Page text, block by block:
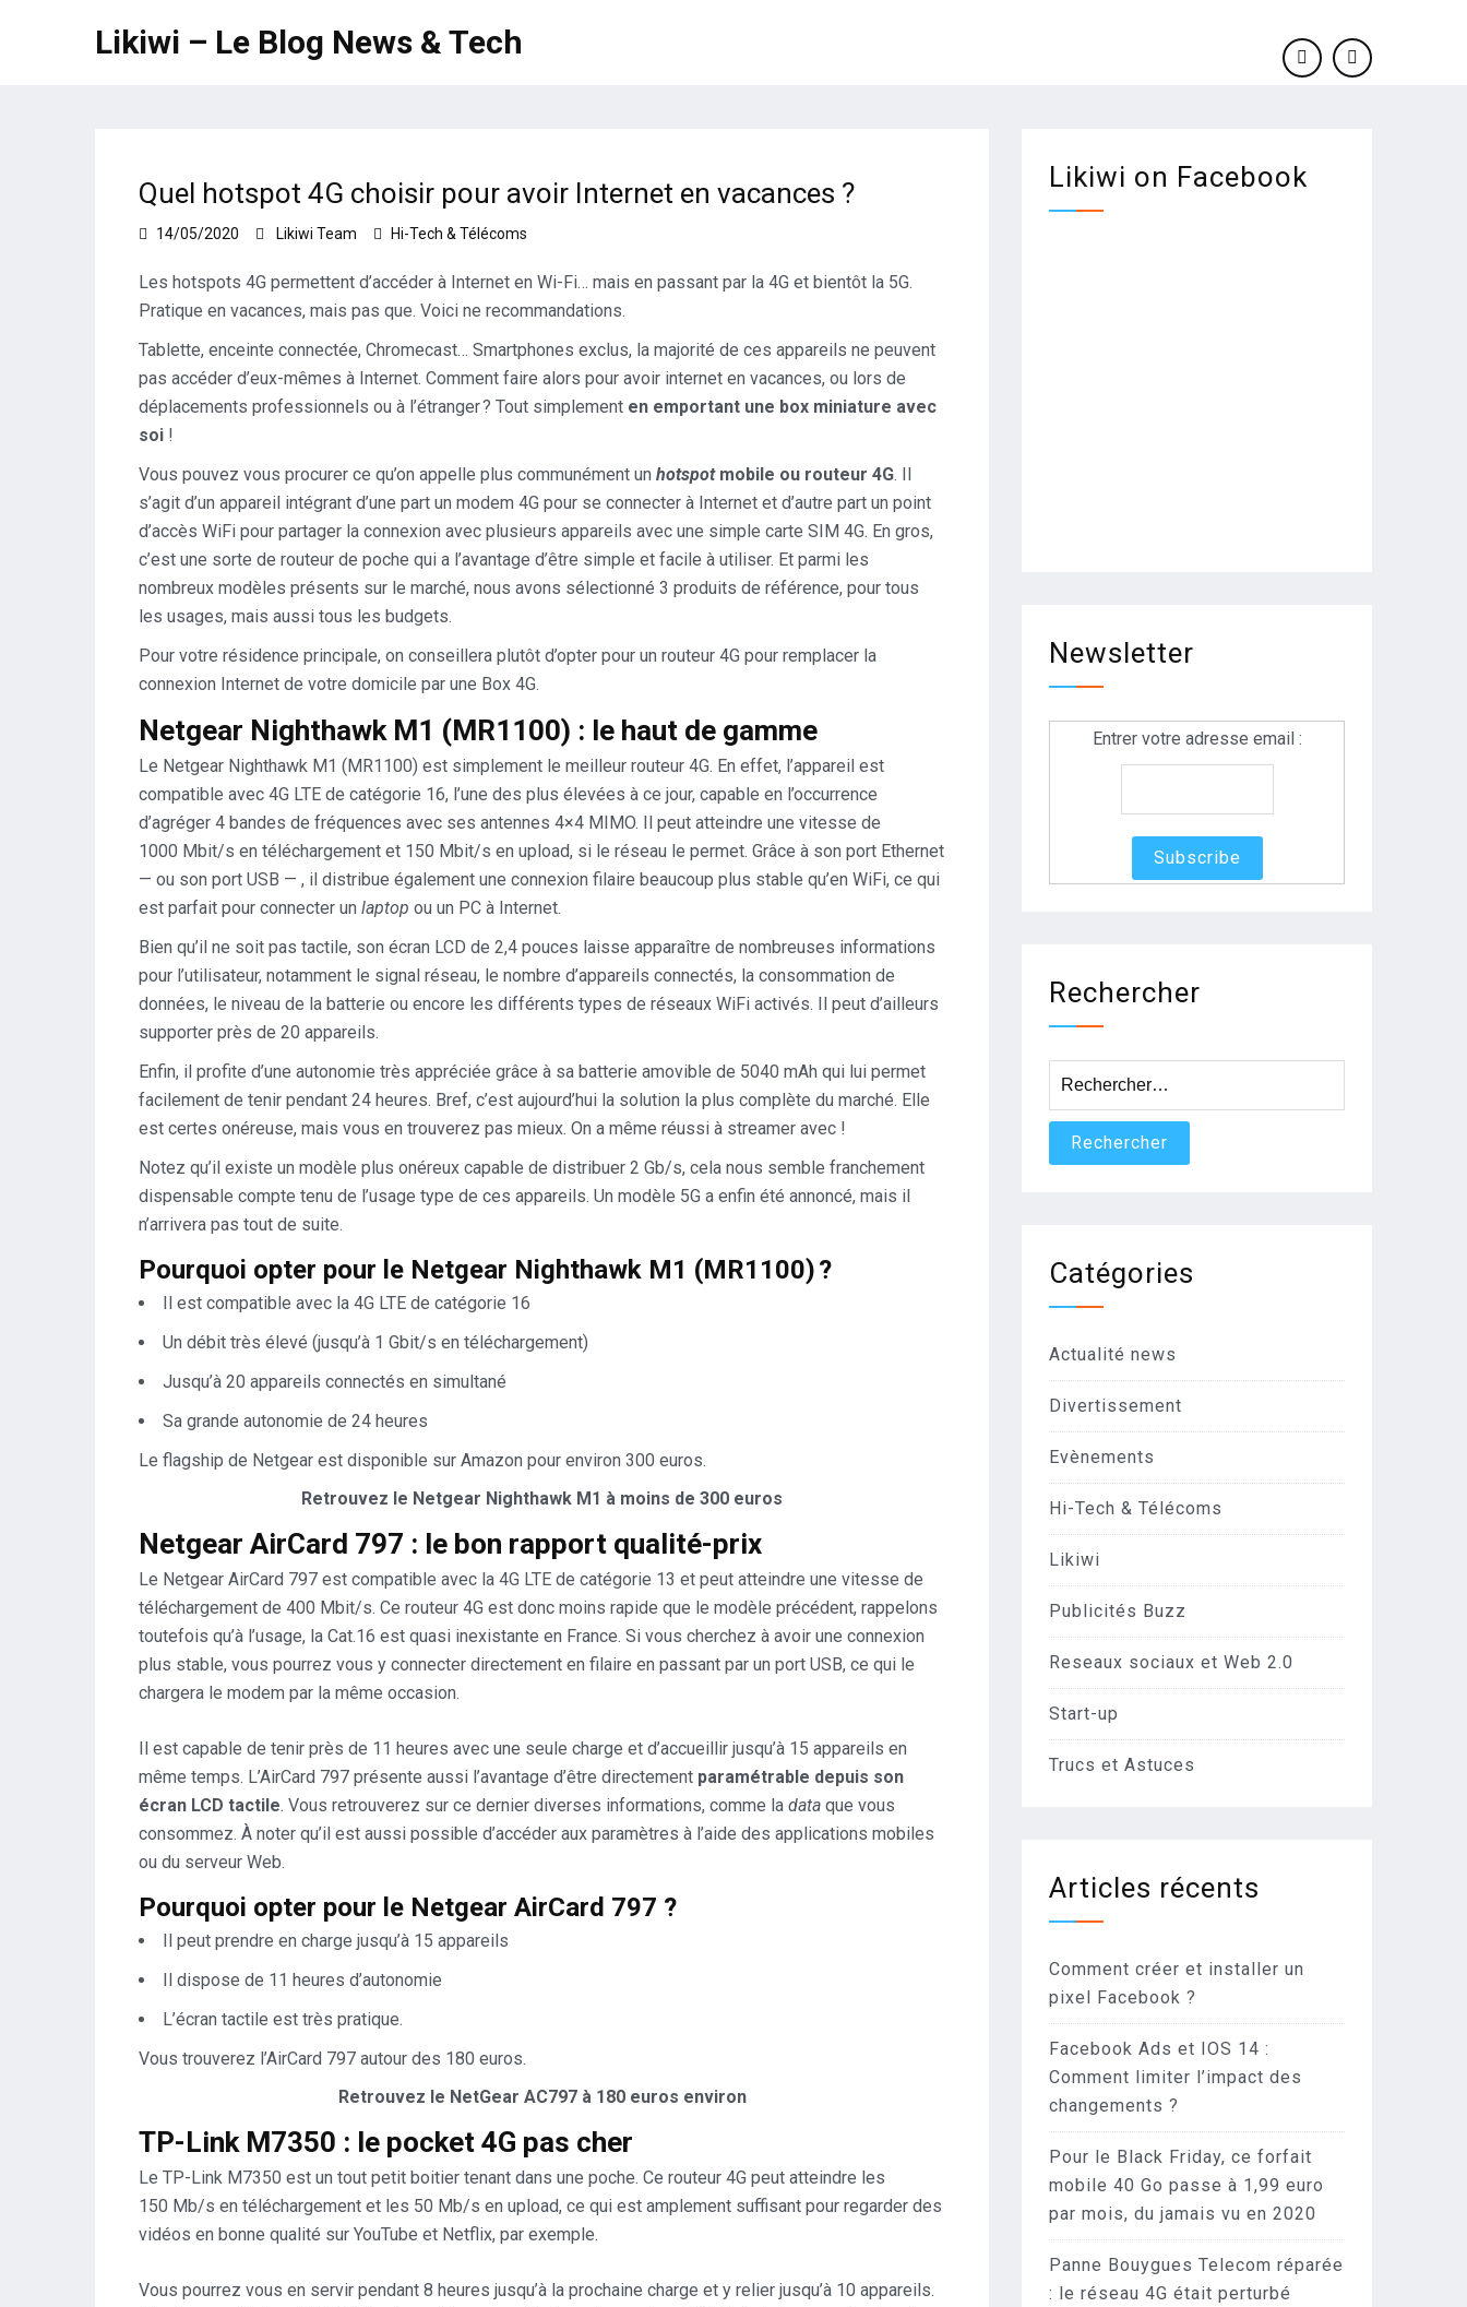
Likiwi – Le Blog News & Tech
facebooktwitter
Quel hotspot 4G choisir pour avoir Internet en vacances ?
14/05/2020 Likiwi Team Hi-Tech & Télécoms
Les hotspots 4G permettent d’accéder à Internet en Wi-Fi… mais en passant par la 4G et bientôt la 5G.
Pratique en vacances, mais pas que. Voici ne recommandations.
Tablette, enceinte connectée, Chromecast… Smartphones exclus, la majorité de ces appareils ne peuvent
pas accéder d’eux-mêmes à Internet. Comment faire alors pour avoir internet en vacances, ou lors de
déplacements professionnels ou à l’étranger ? Tout simplement en emportant une box miniature avec
soi !
Vous pouvez vous procurer ce qu’on appelle plus communément un hotspotmobile ou routeur 4G. Il
s’agit d’un appareil intégrant d’une part un modem 4G pour se connecter à Internet et d’autre part un point
d’accès WiFi pour partager la connexion avec plusieurs appareils avec une simple carte SIM 4G. En gros,
c’est une sorte de routeur de poche qui a l’avantage d’être simple et facile à utiliser. Et parmi les
nombreux modèles présents sur le marché, nous avons sélectionné 3 produits de référence, pour tous
les usages, mais aussi tous les budgets.
Pour votre résidence principale, on conseillera plutôt d’opter pour un routeur 4G pour remplacer la
connexion Internet de votre domicile par une Box 4G.
Netgear Nighthawk M1 (MR1100) : le haut de gamme
Le Netgear Nighthawk M1 (MR1100) est simplement le meilleur routeur 4G. En effet, l’appareil est
compatible avec 4G LTE de catégorie 16, l’une des plus élevées à ce jour, capable en l’occurrence
d’agréger 4 bandes de fréquences avec ses antennes 4×4 MIMO. Il peut atteindre une vitesse de
1000 Mbit/s en téléchargement et 150 Mbit/s en upload, si le réseau le permet. Grâce à son port Ethernet
— ou son port USB — , il distribue également une connexion filaire beaucoup plus stable qu’en WiFi, ce qui
est parfait pour connecter un laptop ou un PC à Internet.
Bien qu’il ne soit pas tactile, son écran LCD de 2,4 pouces laisse apparaître de nombreuses informations
pour l’utilisateur, notamment le signal réseau, le nombre d’appareils connectés, la consommation de
données, le niveau de la batterie ou encore les différents types de réseaux WiFi activés. Il peut d’ailleurs
supporter près de 20 appareils.
Enfin, il profite d’une autonomie très appréciée grâce à sa batterie amovible de 5040 mAh qui lui permet
facilement de tenir pendant 24 heures. Bref, c’est aujourd’hui la solution la plus complète du marché. Elle
est certes onéreuse, mais vous en trouverez pas mieux. On a même réussi à streamer avec !
Notez qu’il existe un modèle plus onéreux capable de distribuer 2 Gb/s, cela nous semble franchement
dispensable compte tenu de l’usage type de ces appareils. Un modèle 5G a enfin été annoncé, mais il
n’arrivera pas tout de suite.
Pourquoi opter pour le Netgear Nighthawk M1 (MR1100) ?
Il est compatible avec la 4G LTE de catégorie 16
Un débit très élevé (jusqu’à 1 Gbit/s en téléchargement)
Jusqu’à 20 appareils connectés en simultané
Sa grande autonomie de 24 heures
Le flagship de Netgear est disponible sur Amazon pour environ 300 euros.
Retrouvez le Netgear Nighthawk M1 à moins de 300 euros
Netgear AirCard 797 : le bon rapport qualité-prix
Le Netgear AirCard 797 est compatible avec la 4G LTE de catégorie 13 et peut atteindre une vitesse de
téléchargement de 400 Mbit/s. Ce routeur 4G est donc moins rapide que le modèle précédent, rappelons
toutefois qu’à l’usage, la Cat.16 est quasi inexistante en France. Si vous cherchez à avoir une connexion
plus stable, vous pourrez vous y connecter directement en filaire en passant par un port USB, ce qui le
chargera le modem par la même occasion.
Il est capable de tenir près de 11 heures avec une seule charge et d’accueillir jusqu’à 15 appareils en
même temps. L’AirCard 797 présente aussi l’avantage d’être directement paramétrable depuis son
écran LCD tactile. Vous retrouverez sur ce dernier diverses informations, comme la data que vous
consommez. À noter qu’il est aussi possible d’accéder aux paramètres à l’aide des applications mobiles
ou du serveur Web.
Pourquoi opter pour le Netgear AirCard 797 ?
Il peut prendre en charge jusqu’à 15 appareils
Il dispose de 11 heures d’autonomie
L’écran tactile est très pratique.
Vous trouverez l’AirCard 797 autour des 180 euros.
Retrouvez le NetGear AC797 à 180 euros environ
TP-Link M7350 : le pocket 4G pas cher
Le TP-Link M7350 est un tout petit boitier tenant dans une poche. Ce routeur 4G peut atteindre les
150 Mb/s en téléchargement et les 50 Mb/s en upload, ce qui est amplement suffisant pour regarder des
vidéos en bonne qualité sur YouTube et Netflix, par exemple.
Vous pourrez vous en servir pendant 8 heures jusqu’à la prochaine charge et y relier jusqu’à 10 appareils.
Likiwi on Facebook
Newsletter
Entrer votre adresse email :
Rechercher
Catégories
Actualité news
Divertissement
Evènements
Hi-Tech & Télécoms
Likiwi
Publicités Buzz
Reseaux sociaux et Web 2.0
Start-up
Trucs et Astuces
Articles récents
Comment créer et installer un
pixel Facebook ?
Facebook Ads et IOS 14 :
Comment limiter l’impact des
changements ?
Pour le Black Friday, ce forfait
mobile 40 Go passe à 1,99 euro
par mois, du jamais vu en 2020
Panne Bouygues Telecom réparée
: le réseau 4G était perturbé